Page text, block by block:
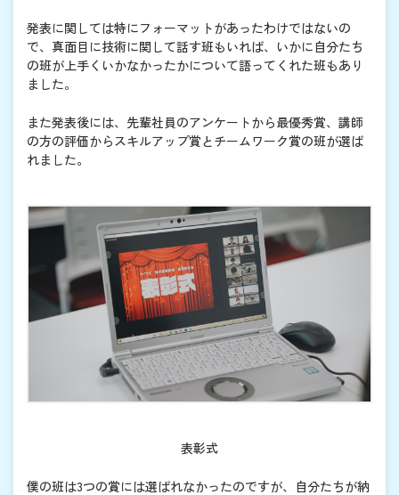
発表に関しては特にフォーマットがあったわけではないの
で、真面目に技術に関して話す班もいれば、いかに自分たち
の班が上手くいかなかったかについて語ってくれた班もあり
ました。
また発表後には、先輩社員のアンケートから最優秀賞、講師
の方の評価からスキルアップ賞とチームワーク賞の班が選ば
れました。
表彰式
僕の班は3つの賞には選ばれなかったのですが、自分たちが納